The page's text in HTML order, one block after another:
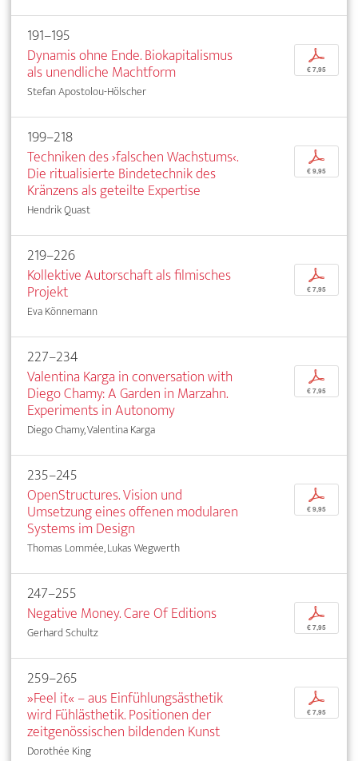
191–195
Dynamis ohne Ende. Biokapitalismus
als unendliche Machtform
Stefan Apostolou-Hölscher
p
€ 7,95
199–218
Techniken des ›falschen Wachstums‹.
Die ritualisierte Bindetechnik des
Kränzens als geteilte Expertise
Hendrik Quast
p
€ 9,95
219–226
Kollektive Autorschaft als filmisches
Projekt
Eva Könnemann
p
€ 7,95
227–234
Valentina Karga in conversation with
Diego Chamy: A Garden in Marzahn.
Experiments in Autonomy
Diego Chamy, Valentina Karga
p
€ 7,95
235–245
OpenStructures. Vision und
Umsetzung eines offenen modularen
Systems im Design
Thomas Lommée, Lukas Wegwerth
p
€ 9,95
247–255
Negative Money. Care Of Editions
Gerhard Schultz
p
€ 7,95
259–265
»Feel it« – aus Einfühlungsästhetik
wird Fühlästhetik. Positionen der
zeitgenössischen bildenden Kunst
Dorothée King
p
€ 7,95